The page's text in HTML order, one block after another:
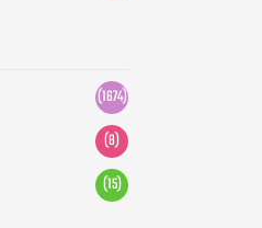
(1674)
(8)
(15)